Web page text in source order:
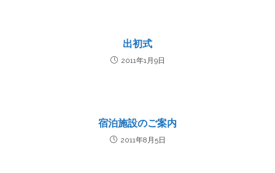
出初式
2011年1月9日
宿泊施設のご案内
2011年8月5日